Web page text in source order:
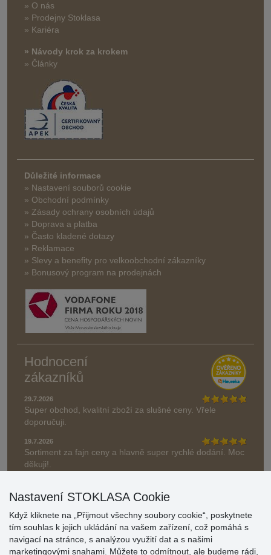
» O nás
» Prodejny Stoklasa
» Kariéra
» Návody krok za krokem
» Články
Důležité informace
» Nastavení souborů cookie
» Obchodní podmínky
» Zásady ochrany osobních údajů
» Doprava a platba
» Často kladené dotazy
» Reklamace
» Slevy a benefity pro velkoobchodní zákazníky
» Bonusový program na prodejnách
Hodnocení
zákazníků
29.7.2026
Super obchod, kvalitní zboží za slušné ceny. Vřele
doporučuji.
19.7.2026
Sortiment za fajn ceny a hlavně super rychlé dodání. Moc
děkuji!.
» Aktuálně 19084 recenzí
Nastavení STOKLASA Cookie
Když kliknete na „Přijmout všechny soubory cookie“, poskytnete
tím souhlas k jejich ukládání na vašem zařízení, což pomáhá s
navigací na stránce, s analýzou využití dat a s našimi
marketingovými snahami. Můžete to odmítnout , ale budeme rádi,